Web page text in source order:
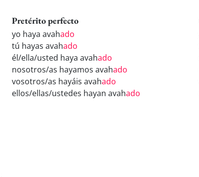
Pretérito perfecto
yo haya avahado
tú hayas avahado
él/ella/usted haya avahado
nosotros/as hayamos avahado
vosotros/as hayáis avahado
ellos/ellas/ustedes hayan avahado